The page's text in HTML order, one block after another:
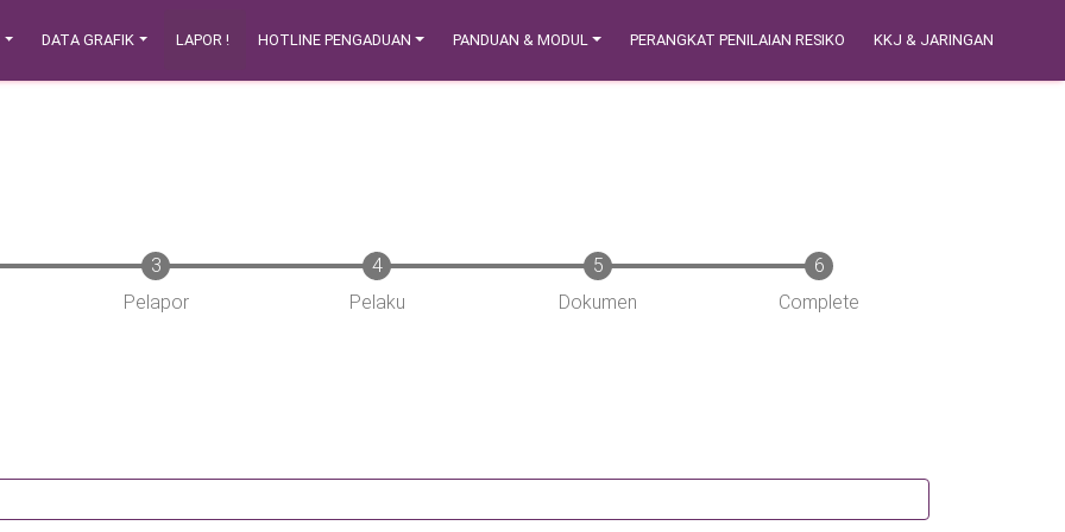
DATA GRAFIK LAPOR ! HOTLINE PENGADUAN PANDUAN & MODUL PERANGKAT PENILAIAN RESIKO KKJ & JARINGAN
Pelapor Pelaku Dokumen Complete